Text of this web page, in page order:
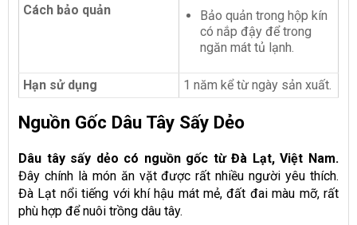
Cách bảo quản
Bảo quản trong hộp kín
có nắp đậy để trong
ngăn mát tủ lạnh.
Hạn sử dụng 1 năm kể từ ngày sản xuất.
Nguồn Gốc Dâu Tây Sấy Dẻo
Dâu tây sấy dẻo có nguồn gốc từ Đà Lạt, Việt Nam.
Đây chính là món ăn vặt được rất nhiều người yêu thích.
Đà Lạt nổi tiếng với khí hậu mát mẻ, đất đai màu mỡ, rất
phù hợp để nuôi trồng dâu tây.